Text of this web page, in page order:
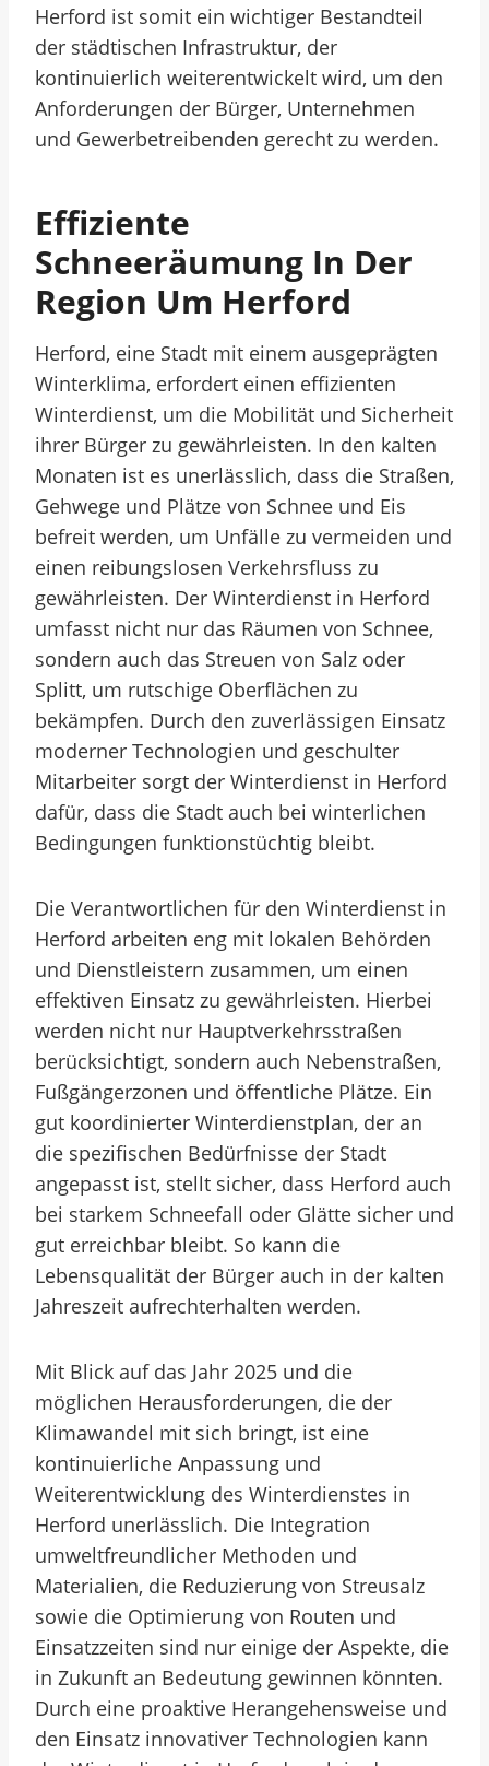
Herford ist somit ein wichtiger Bestandteil
der städtischen Infrastruktur, der
kontinuierlich weiterentwickelt wird, um den
Anforderungen der Bürger, Unternehmen
und Gewerbetreibenden gerecht zu werden.
Effiziente
Schneeräumung In Der
Region Um Herford
Herford, eine Stadt mit einem ausgeprägten
Winterklima, erfordert einen effizienten
Winterdienst, um die Mobilität und Sicherheit
ihrer Bürger zu gewährleisten. In den kalten
Monaten ist es unerlässlich, dass die Straßen,
Gehwege und Plätze von Schnee und Eis
befreit werden, um Unfälle zu vermeiden und
einen reibungslosen Verkehrsfluss zu
gewährleisten. Der Winterdienst in Herford
umfasst nicht nur das Räumen von Schnee,
sondern auch das Streuen von Salz oder
Splitt, um rutschige Oberflächen zu
bekämpfen. Durch den zuverlässigen Einsatz
moderner Technologien und geschulter
Mitarbeiter sorgt der Winterdienst in Herford
dafür, dass die Stadt auch bei winterlichen
Bedingungen funktionstüchtig bleibt.
Die Verantwortlichen für den Winterdienst in
Herford arbeiten eng mit lokalen Behörden
und Dienstleistern zusammen, um einen
effektiven Einsatz zu gewährleisten. Hierbei
werden nicht nur Hauptverkehrsstraßen
berücksichtigt, sondern auch Nebenstraßen,
Fußgängerzonen und öffentliche Plätze. Ein
gut koordinierter Winterdienstplan, der an
die spezifischen Bedürfnisse der Stadt
angepasst ist, stellt sicher, dass Herford auch
bei starkem Schneefall oder Glätte sicher und
gut erreichbar bleibt. So kann die
Lebensqualität der Bürger auch in der kalten
Jahreszeit aufrechterhalten werden.
Mit Blick auf das Jahr 2025 und die
möglichen Herausforderungen, die der
Klimawandel mit sich bringt, ist eine
kontinuierliche Anpassung und
Weiterentwicklung des Winterdienstes in
Herford unerlässlich. Die Integration
umweltfreundlicher Methoden und
Materialien, die Reduzierung von Streusalz
sowie die Optimierung von Routen und
Einsatzzeiten sind nur einige der Aspekte, die
in Zukunft an Bedeutung gewinnen könnten.
Durch eine proaktive Herangehensweise und
den Einsatz innovativer Technologien kann